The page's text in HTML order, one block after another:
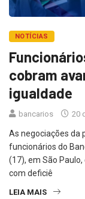
NOTÍCIAS
cobram
igualdade
bancarios 20
As negociações da
funcionários do
(17), em São
com deficiê
LEIA MAIS